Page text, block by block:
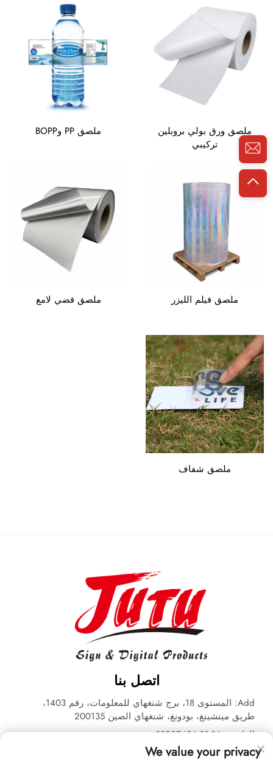
ملصق ورق بولي بروبلين
تركيبي
ملصق PP وBOPP
ملصق فيلم الليزر ملصق فضي لامع
ملصق شفاف
اتصل بنا
Add: المستوى 18، برج شنغهاي للمعلومات، رقم 1403،
طريق مينشينغ، بودونغ، شنغهاي الصين 200135
الهاتف:+86-21-33927426
البريد الإلكتروني:[email protected]
We value your privacy